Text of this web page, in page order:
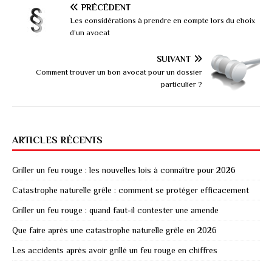
PRÉCÉDENT
Les considérations à prendre en compte lors du choix
d’un avocat
SUIVANT
Comment trouver un bon avocat pour un dossier
particulier ?
ARTICLES RÉCENTS
Griller un feu rouge : les nouvelles lois à connaître pour 2026
Catastrophe naturelle grêle : comment se protéger efficacement
Griller un feu rouge : quand faut-il contester une amende
Que faire après une catastrophe naturelle grêle en 2026
Les accidents après avoir grillé un feu rouge en chiffres